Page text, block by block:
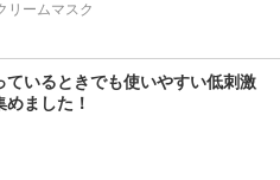
リームマスク
ているときでも使いやすい低刺激
ました！